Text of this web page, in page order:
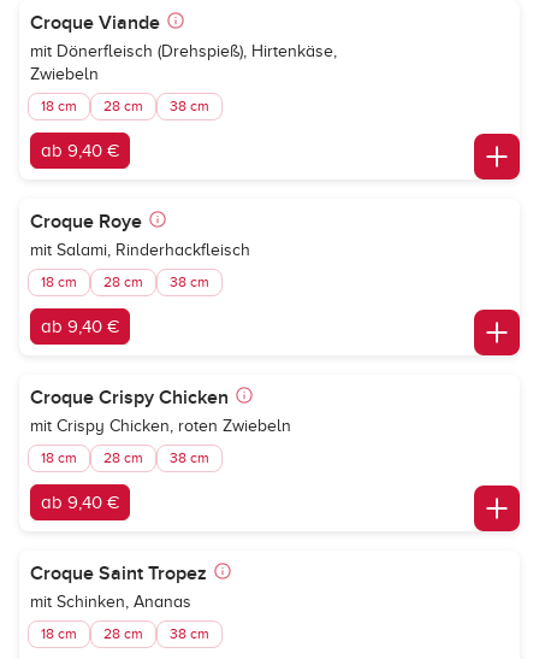
Croque Viande
mit Dönerfleisch (Drehspieß), Hirtenkäse,
Zwiebeln
18 cm 28 cm 38 cm
ab 9,40 €
Croque Roye
mit Salami, Rinderhackfleisch
18 cm 28 cm 38 cm
ab 9,40 €
Croque Crispy Chicken
mit Crispy Chicken, roten Zwiebeln
18 cm 28 cm 38 cm
ab 9,40 €
Croque Saint Tropez
mit Schinken, Ananas
18 cm 28 cm 38 cm